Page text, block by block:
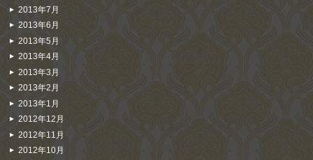
2013年7月
2013年6月
2013年5月
2013年4月
2013年3月
2013年2月
2013年1月
2012年12月
2012年11月
2012年10月